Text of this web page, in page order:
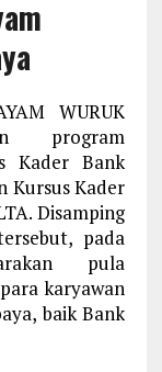
WURUK
program
Kader Bank
Kursus Kader
Disamping
pada
pula
karyawan
baik Bank